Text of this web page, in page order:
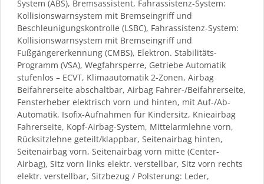
System (ABS), Bremsassistent, Fahrassistenz-System:
Kollisionswarnsystem mit Bremseingriff und
Beschleunigungskontrolle (LSBC), Fahrassistenz-System:
Kollisionswarnsystem mit Bremseingriff und
Fußgängererkennung (CMBS), Elektron. Stabilitäts-
Programm (VSA), Wegfahrsperre, Getriebe Automatik
stufenlos – ECVT, Klimaautomatik 2-Zonen, Airbag
Beifahrerseite abschaltbar, Airbag Fahrer-/Beifahrerseite,
Fensterheber elektrisch vorn und hinten, mit Auf-/Ab-
Automatik, Isofix-Aufnahmen für Kindersitz, Knieairbag
Fahrerseite, Kopf-Airbag-System, Mittelarmlehne vorn,
Rücksitzlehne geteilt/klappbar, Seitenairbag hinten,
Seitenairbag vorn, Seitenairbag vorn mitte (Center-
Airbag), Sitz vorn links elektr. verstellbar, Sitz vorn rechts
elektr. verstellbar, Sitzbezug / Polsterung: Leder,